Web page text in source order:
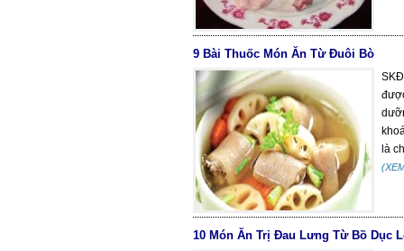
9 Bài Thuốc Món Ăn Từ Ðuôi Bò
là
10 Món Ăn Trị Đau Lưng Từ Bồ Dục